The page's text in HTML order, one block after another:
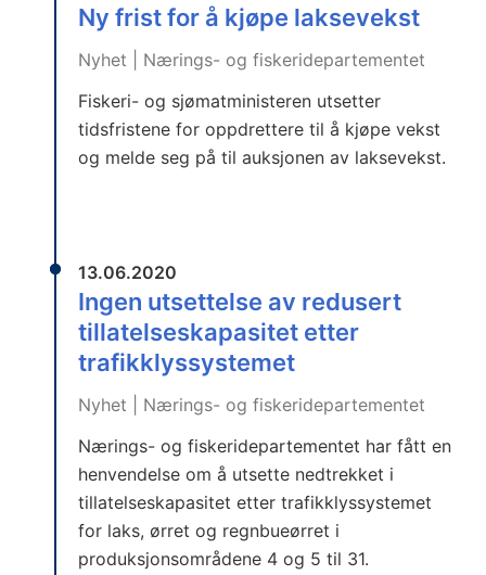
Ny frist for å kjøpe laksevekst
Nyhet | Nærings- og fiskeridepartementet
Fiskeri- og sjømatministeren utsetter
tidsfristene for oppdrettere til å kjøpe vekst
og melde seg på til auksjonen av laksevekst.
13.06.2020
Ingen utsettelse av redusert
tillatelseskapasitet etter
trafikklyssystemet
Nyhet | Nærings- og fiskeridepartementet
Nærings- og fiskeridepartementet har fått en
henvendelse om å utsette nedtrekket i
tillatelseskapasitet etter trafikklyssystemet
for laks, ørret og regnbueørret i
produksjonsområdene 4 og 5 til 31.